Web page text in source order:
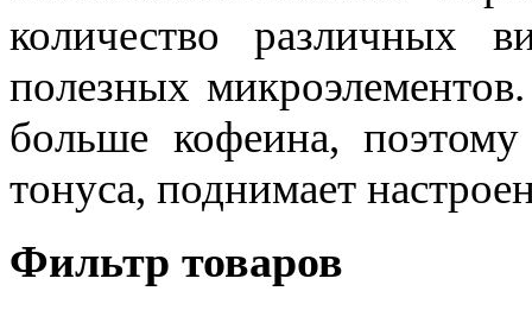
количество различных
полезных
больше кофеина,
тонуса, поднимает
Фильтр товаров